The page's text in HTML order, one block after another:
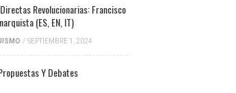
Revolucionarias: Francisco
(ES, EN, IT)
/ SEPTIEMBRE 1, 2024
Y Debates